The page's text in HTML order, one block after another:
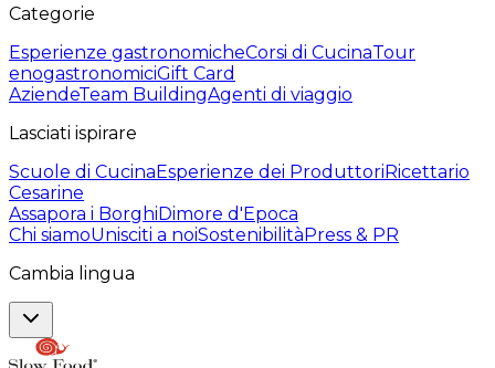
Categorie
Esperienze gastronomicheCorsi di CucinaTour
enogastronomiciGift Card
AziendeTeam BuildingAgenti di viaggio
Lasciati ispirare
Scuole di CucinaEsperienze dei ProduttoriRicettario
Cesarine
Assapora i BorghiDimore d'Epoca
Chi siamoUnisciti a noiSostenibilitàPress & PR
Cambia lingua